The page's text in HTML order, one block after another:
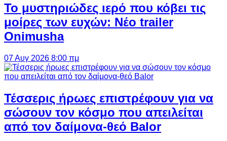
Το μυστηριώδες ιερό που κόβει τις
μοίρες των ευχών: Νέο trailer
Onimusha
07 Αυγ 2026 8:00 πμ
Τέσσερις ήρωες επιστρέφουν για να
σώσουν τον κόσμο που απειλείται
από τον δαίμονα-θεό Balor